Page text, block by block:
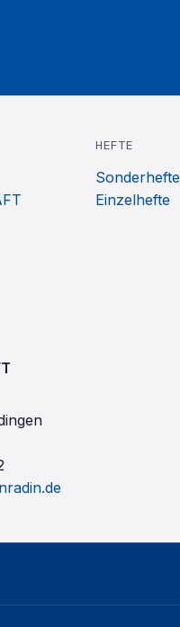
HEFTE
Sonderhefte
Einzelhefte